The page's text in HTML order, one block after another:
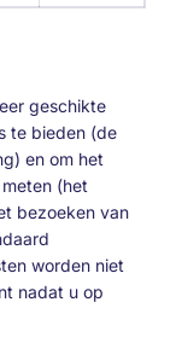
geschikte
te bieden (de
en om het
(het
bezoeken van
worden niet
nadat u op